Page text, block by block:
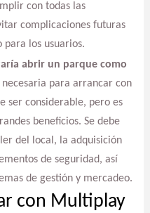
con todas las
complicaciones futuras
los usuarios.
abrir un parque como
para arrancar con
ser considerable, pero es
beneficios. Se debe
del local, la adquisición
de seguridad, así
de gestión y mercadeo.
con Multiplay